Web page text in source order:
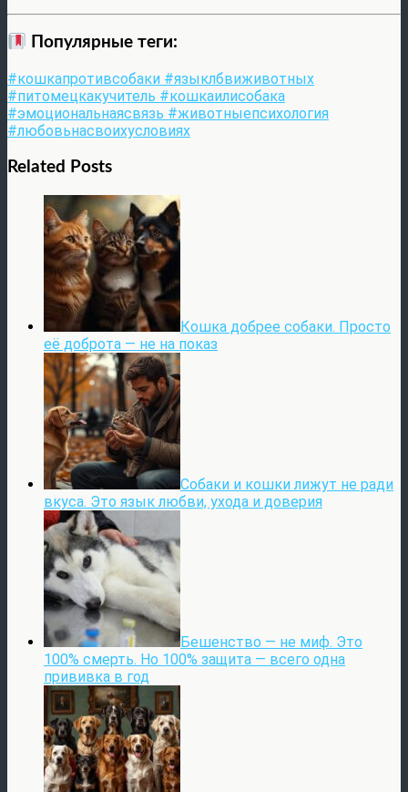
Популярные теги:
#кошкапротивсобаки #языклбвиживотных
#питомецкакучитель #кошкаилисобака
#эмоциональнаясвязь #животныепсихология
#любовьнасвоихусловиях
Related Posts
Кошка добрее собаки. Просто
её доброта — не на показ
Собаки и кошки лижут не ради
вкуса. Это язык любви, ухода и доверия
Бешенство — не миф. Это
100% смерть. Но 100% защита — всего одна
прививка в год